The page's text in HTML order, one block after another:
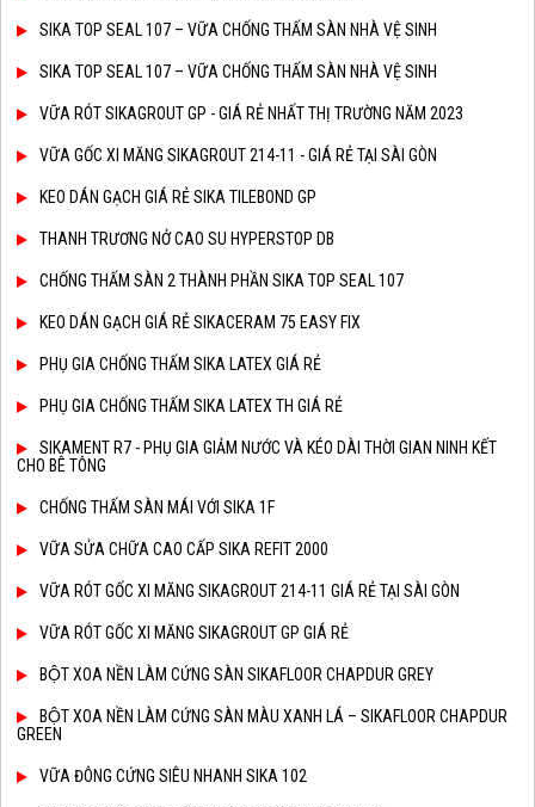
SIKA TOP SEAL 107 – VỮA CHỐNG THẤM SÀN NHÀ VỆ SINH
SIKA TOP SEAL 107 – VỮA CHỐNG THẤM SÀN NHÀ VỆ SINH
VỮA RÓT SIKAGROUT GP - GIÁ RẺ NHẤT THỊ TRƯỜNG NĂM 2023
VỮA GỐC XI MĂNG SIKAGROUT 214-11 - GIÁ RẺ TẠI SÀI GÒN
KEO DÁN GẠCH GIÁ RẺ SIKA TILEBOND GP
THANH TRƯƠNG NỞ CAO SU HYPERSTOP DB
CHỐNG THẤM SÀN 2 THÀNH PHẦN SIKA TOP SEAL 107
KEO DÁN GẠCH GIÁ RẺ SIKACERAM 75 EASY FIX
PHỤ GIA CHỐNG THẤM SIKA LATEX GIÁ RẺ
PHỤ GIA CHỐNG THẤM SIKA LATEX TH GIÁ RẺ
SIKAMENT R7 - PHỤ GIA GIẢM NƯỚC VÀ KÉO DÀI THỜI GIAN NINH KẾT
CHO BÊ TÔNG
CHỐNG THẤM SÀN MÁI VỚI SIKA 1F
VỮA SỬA CHỮA CAO CẤP SIKA REFIT 2000
VỮA RÓT GỐC XI MĂNG SIKAGROUT 214-11 GIÁ RẺ TẠI SÀI GÒN
VỮA RÓT GỐC XI MĂNG SIKAGROUT GP GIÁ RẺ
BỘT XOA NỀN LÀM CỨNG SÀN SIKAFLOOR CHAPDUR GREY
BỘT XOA NỀN LÀM CỨNG SÀN MÀU XANH LÁ – SIKAFLOOR CHAPDUR
GREEN
VỮA ĐÔNG CỨNG SIÊU NHANH SIKA 102